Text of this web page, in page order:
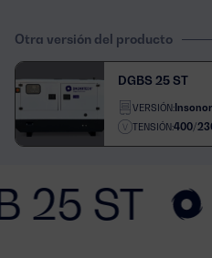
Otra versión del producto
DGBS 25 ST
VERSIÓN:
TENSIÓN:400/
25 ST